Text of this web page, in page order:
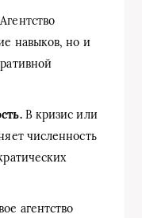
Агентство
навыков, но и
В кризис или
численность
агентство